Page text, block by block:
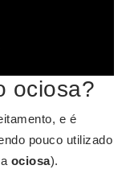
ociosa?
e é
pouco utilizado
ociosa).